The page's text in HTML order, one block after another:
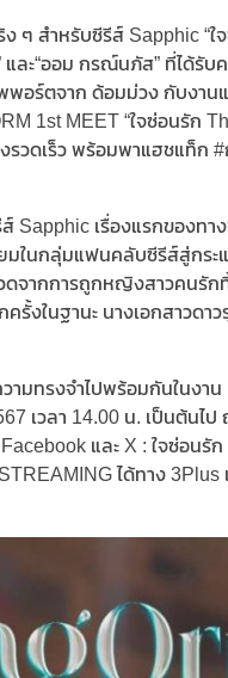
ๆ สำหรับซีรีส์ Sapphic “ใ
และ“ออม กรณ์นภัส” ที่ได้รั
พอร์ตจาก ด้อมม่วง กับงา
1st MEET “ใจซ่อนรัก
รวดเร็ว พร้อมพาแฮชแท็
ส์ Sapphic เรื่องแรกของ
มในกลุ่มแฟนคลับซีรีส์สู่กระ
จากการถูกหญิงสาวคนรัก
งในฐานะ นางเอกสาวดาว
ามทรงจำไปพร้อมกันในงา
เวลา 14.00 น. เป็นต้นไ
และ X : ใจซ่อนรั
ได้ทาง